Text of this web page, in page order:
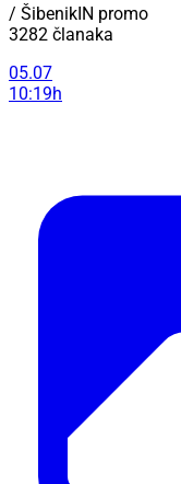
/ ŠibenikIN promo
3282 članaka
05.07
10:19h